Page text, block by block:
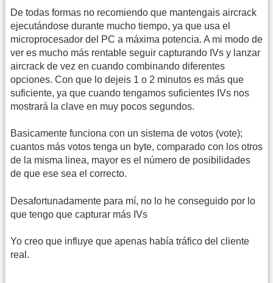
De todas formas no recomiendo que mantengais aircrack
ejecutándose durante mucho tiempo, ya que usa el
microprocesador del PC a máxima potencia. A mi modo de
ver es mucho más rentable seguir capturando IVs y lanzar
aircrack de vez en cuando combinando diferentes
opciones. Con que lo dejeis 1 o 2 minutos es más que
suficiente, ya que cuando tengamos suficientes IVs nos
mostrará la clave en muy pocos segundos.
Basicamente funciona con un sistema de votos (vote);
cuantos más votos tenga un byte, comparado con los otros
de la misma linea, mayor es el número de posibilidades
de que ese sea el correcto.
Desafortunadamente para mí, no lo he conseguido por lo
que tengo que capturar más IVs
Yo creo que influye que apenas había tráfico del cliente
real.